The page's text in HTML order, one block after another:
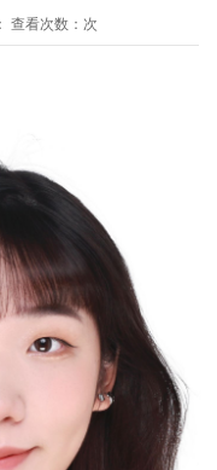
查看次数：次